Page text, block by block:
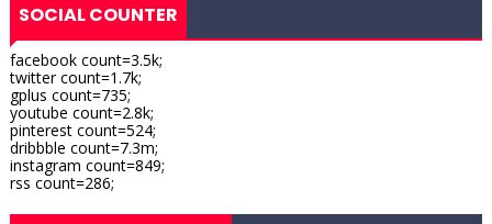
SOCIAL COUNTER
facebook count=3.5k;
twitter count=1.7k;
gplus count=735;
youtube count=2.8k;
pinterest count=524;
dribbble count=7.3m;
instagram count=849;
rss count=286;